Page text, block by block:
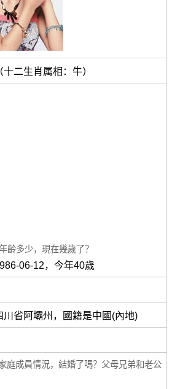
二生肖属相：牛）
齡多少，現在幾歲了？
06-12，今年40歲
川省阿壩州，國籍是中國(內地)
庭成員情況，結婚了嗎？父母兄弟和老公